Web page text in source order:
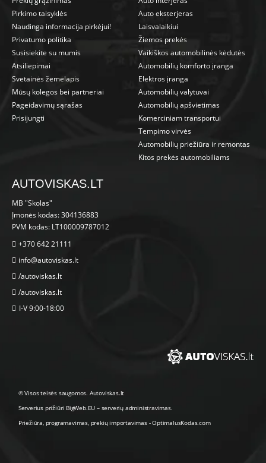
Pirkimo taisyklės
Naudinga informacija pirkėjui!
Privatumo politika
Susisiekite su mumis
Atsiliepimai
Svetainės žemėlapis
Mūsų kolegos bei partneriai
Pageidavimų sąrašas
Prisijungti
Auto eksterjeras
Laisvalaikiui
Žiemos prekės
Vaikiškos automobilinės kėdutės
Automobilių komforto įranga
Elektros įranga
Automobilių valytuvai
Automobilių apšvietimas
Komerciniam transportui
Tempimo virvės
Automobilių priežiūra ir remontas
Kitos prekės automobiliams
AUTOVISKAS.LT
MB "Skolas"
Įmonės kodas: 304136883
PVM kodas: LT100009787012
+370 642 21111
info@autoviskas.lt
/autoviskas.lt
/autoviskas.lt
I-V 9:00-18:00
© Visos teisės saugomos. Autoviskas.lt
Serverius prižiūri BigWeb.EU – serverių administravimas.
Priežiūra, programavimas prekių importavimas-OptimalusKodas.com